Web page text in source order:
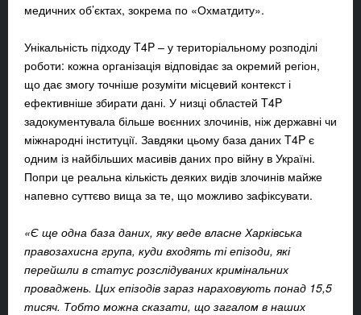
медичних об’єктах, зокрема по «Охматдиту».
Унікальність підходу T4P – у територіальному розподілі
роботи: кожна організація відповідає за окремий регіон,
що дає змогу точніше розуміти місцевий контекст і
ефективніше збирати дані. У низці областей T4P
задокументувала більше воєнних злочинів, ніж державні чи
міжнародні інституції. Завдяки цьому база даних T4P є
одним із найбільших масивів даних про війну в Україні.
Попри це реальна кількість деяких видів злочинів майже
напевно суттєво вища за те, що можливо зафіксувати.
«Є ще одна база даних, яку веде власне Харківська
правозахисна група, куди входять ті епізоди, які
перейшли в статус розслідуваних кримінальних
проваджень. Цих епізодів зараз нараховують понад 15,5
тисяч. Тобто можна сказати, що загалом в наших